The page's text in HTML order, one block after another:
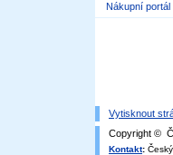
Nákupní portál
Vytisknout
Copyright ©
Kontakt: